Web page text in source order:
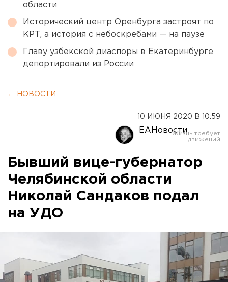
области
Исторический центр Оренбурга застроят по
КРТ, а история с небоскребами — на паузе
Главу узбекской диаспоры в Екатеринбурге
депортировали из России
← НОВОСТИ
10 ИЮНЯ 2020 В 10:59
ЕАНовости
Бывший вице-губернатор
Челябинской области
Николай Сандаков подал
на УДО